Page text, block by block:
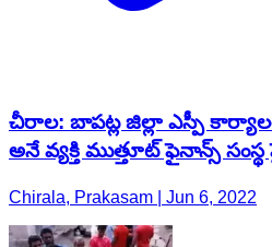
చీరాల: బాపట్ల జిల్లా ఎస్పీ
అనే వ్యక్తి ముత్తూట్ ఫైనాన్స్
Chirala, Prakasam | Jun 6, 2022